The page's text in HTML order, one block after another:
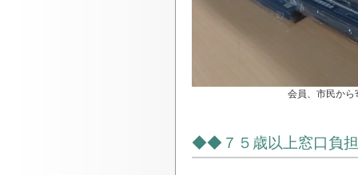
会員、市民から寄せられ
◆◆７５歳以上窓口負